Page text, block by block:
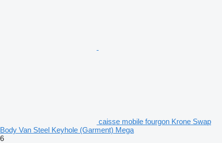
caisse mobile fourgon Krone Swap
Body Van Steel Keyhole (Garment) Mega
6